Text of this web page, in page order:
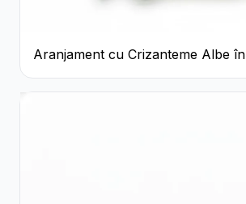
Aranjament cu Crizanteme Albe în
Cutie Galbenă